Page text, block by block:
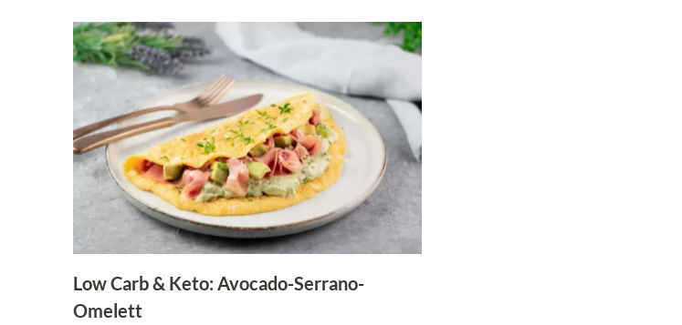
BESTE
LOW
CARB
&
KETO
REZEPT
Low Carb & Keto: Avocado-Serrano-
Omelett